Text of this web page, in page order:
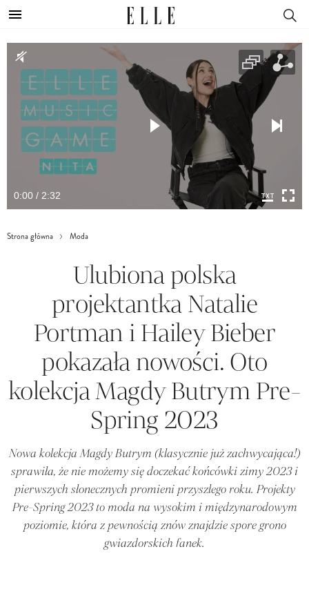
0:00 / 2:32
Strona główna Moda
Ulubiona polska
projektantka Natalie
Portman i Hailey Bieber
pokazała nowości. Oto
kolekcja Magdy Butrym Pre-
Spring 2023
Nowa kolekcja Magdy Butrym (klasycznie już zachwycająca!)
sprawiła, że nie możemy się doczekać końcówki zimy 2023 i
pierwszych słonecznych promieni przyszłego roku. Projekty
Pre-Spring 2023 to moda na wysokim i międzynarodowym
poziomie, która z pewnością znów znajdzie spore grono
gwiazdorskich fanek.